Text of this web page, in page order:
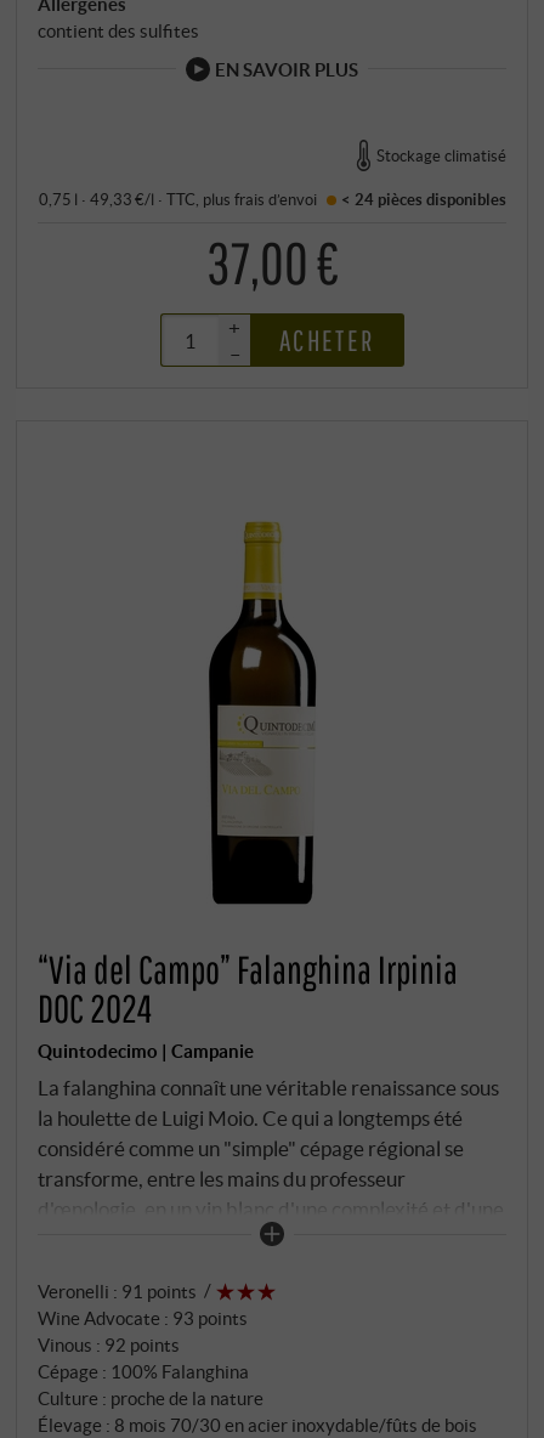
contient des sulfites
EN SAVOIR PLUS
Stockage climatisé
0,75 l · 49,33 €/l ·TTC, plusfrais d’envoi < 24 pièces disponibles
37,00 €
+
–
ACHETER
“Via del Campo” Falanghina Irpinia
DOC 2024
Quintodecimo | Campanie
La falanghina connaît une véritable renaissance sous
la houlette de Luigi Moio. Ce qui a longtemps été
considéré comme un "simple" cépage régional se
transforme, entre les mains du professeur
d'œnologie, en un vin blanc d'une complexité et d'une
finesse surprenantes. Via del Campo – nommée
l'Irpinia – représente la vision de Moio d'une
interprétation moderne de ce cépage autochtone.
Dans les vignobles de Lapio, les vignes de falanghina
poussent sur des sols calcaires avec des inclusions
volcaniques qui confèrent à la région son caractère
Veronelli : 91 points
Wine Advocate : 93 points
Vinous : 92 points
Cépage : 100% Falanghina
Culture : proche de la nature
Élevage : 8 mois 70/30 en acier inoxydable/fûts de bois